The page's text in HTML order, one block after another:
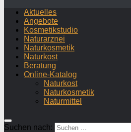
Aktuelles
Angebote
Kosmetikstudio
Naturarznei
Naturkosmetik
Naturkost
Beratung
Online-Katalog
Naturkost
Naturkosmetik
Naturmittel
Suchen nach: